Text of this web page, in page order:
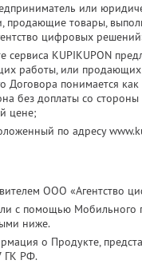
или
продающие товары,
цифровых
KUPIKUPON
работы, или
Договора понимается
без доплаты со
цене;
по адресу
ООО «Агентство
с помощью Мобильного
ниже.
о Продукте,
ГК РФ.